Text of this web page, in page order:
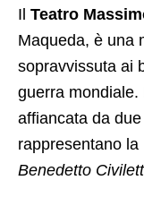
Il Teatro
Maqueda, è una
sopravvissuta ai
guerra
affiancata da
rappresentano la
Benedetto